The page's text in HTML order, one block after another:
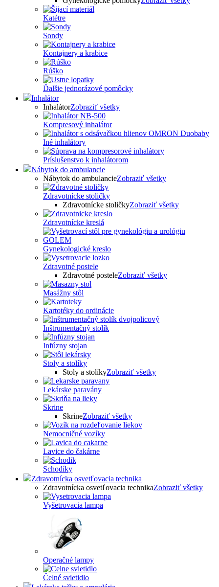
Katétre
Sondy
Kontajnery a krabice
Rúško
Ďalšie jednorázové pomôcky
Inhalátor
InhalátorZobraziť všetky
Kompresový inhalátor
Iné inhalátory
Príslušenstvo k inhalátorom
Nábytok do ambulancie
Nábytok do ambulancieZobraziť všetky
Zdravotnícke stoličky
Zdravotnícke stoličkyZobraziť všetky
Zdravotnícke kreslá
Gynekologické kreslo
Zdravotné postele
Zdravotné posteleZobraziť všetky
Masážny stôl
Kartotéky do ordinácie
Inštrumentačný stolík
Infúzny stojan
Stoly a stolíky
Stoly a stolíkyZobraziť všetky
Lekárske paravány
Skrine
SkrineZobraziť všetky
Nemocničné vozíky
Lavice do čakárne
Schodíky
Zdravotnícka osvetľovacia technika
Zdravotnícka osvetľovacia technikaZobraziť všetky
Vyšetrovacia lampa
Operačné lampy
Čelné svietidlo